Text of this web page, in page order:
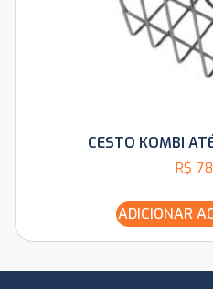
CESTO KOMBI
R$
ADICIONAR